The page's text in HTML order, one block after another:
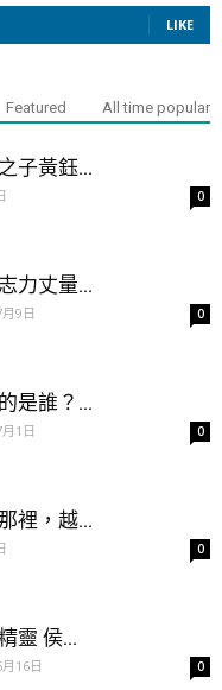
LIKE
Featured All time popular
子黃鈺...
0
力丈量...
9日 0
是誰？...
1日 0
裡，越...
0
靈 侯...
16日 0